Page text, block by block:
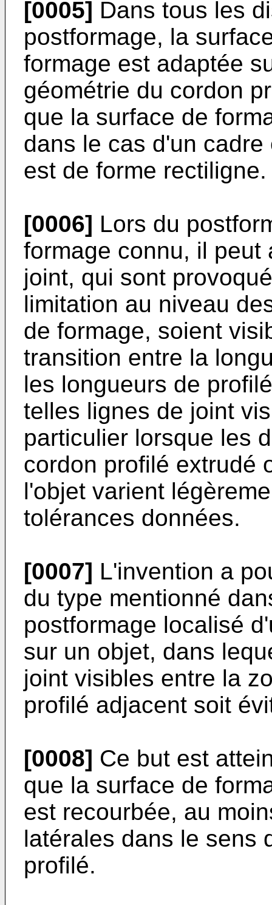
[0005] Dans tous les
postformage, la
formage est adaptée
géométrie du cordon
que la surface de
dans le cas d'un
est de forme rectiligne.
[0006] Lors du
formage connu, il
joint, qui sont
limitation au niveau
de formage, soient
transition entre la
les longueurs de
telles lignes de joint
particulier lorsque les
cordon profilé extrudé
l'objet varient
tolérances données.
[0007] L'invention a
du type mentionné
postformage localisé
sur un objet, dans
joint visibles entre la
profilé adjacent soit
[0008] Ce but est
que la surface de
est recourbée, au
latérales dans le sens
profilé.